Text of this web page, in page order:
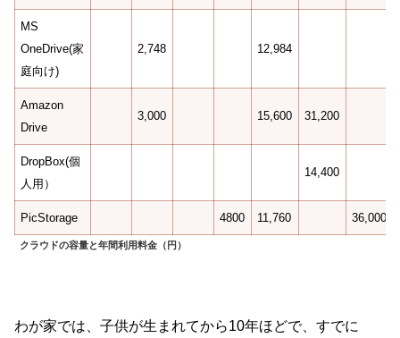
MS
OneDrive(家
庭向け)
2,748 12,984
Amazon
Drive
3,000 15,600 31,200
DropBox(個
人用）
14,400
PicStorage 4800 11,760 36,000
クラウドの容量と年間利用料金（円）
わが家では、子供が生まれてから10年ほどで、すでに